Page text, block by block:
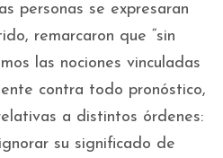
personas se expresaran
remarcaron que “sin
las nociones vinculadas
contra todo pronóstico,
a distintos órdenes:
su significado de